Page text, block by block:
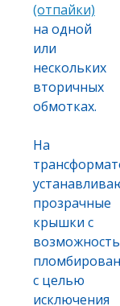
(отпайки)
на одной
или
нескольких
вторичных
обмотках.
На
прозрачные
крышки с
с целью
исключения